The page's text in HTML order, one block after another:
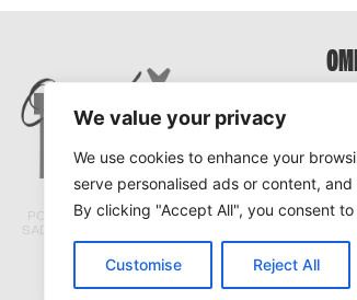
We value your privacy
We use cookies to enhance your
serve personalised ads or content,
By clicking "Accept All", you consent
Customise Reject All
PORTAL TRACARA.COM NE ODGOVARA ZA
SADRŽAJ I ISTINITOST TEKSTOVA PRENETIH
SA DRUGIH PORTALA.
© Tracara.com 2008 –